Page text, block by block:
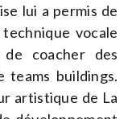
lui a permis de
vocale
coacher des
buildings.
artistique de La